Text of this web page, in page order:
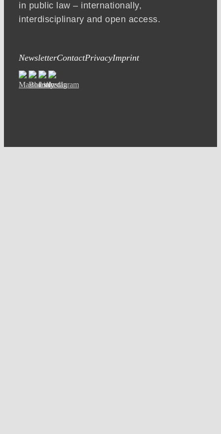
in public law – internationally,
interdisciplinary and open access.
NewsletterContactPrivacyImprint